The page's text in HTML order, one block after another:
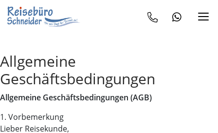
Allgemeine
Geschäftsbedingungen
Allgemeine Geschäftsbedingungen (AGB)
1. Vorbemerkung
Lieber Reisekunde,